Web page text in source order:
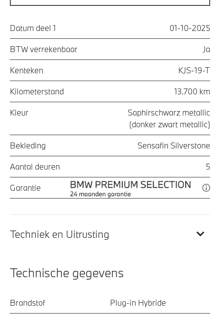
Datum deel 1 01-10-2025
BTW verrekenbaar Ja
Kenteken KJS-19-T
Kilometerstand 13.700 km
Kleur
Saphirschwarz metallic
(donker zwart metallic)
Bekleding Sensafin Silverstone
Aantal deuren 5
Garantie
Techniek en Uitrusting
Technische gegevens
Brandstof Plug-in Hybride